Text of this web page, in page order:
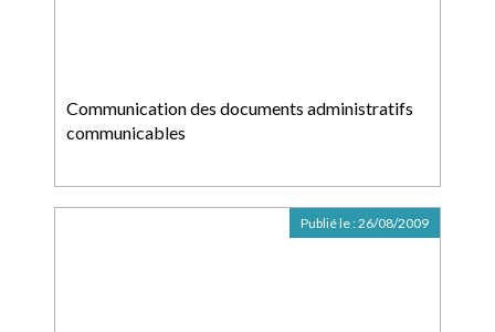
Communication des documents administratifs
communicables
Publié le :26/08/2009